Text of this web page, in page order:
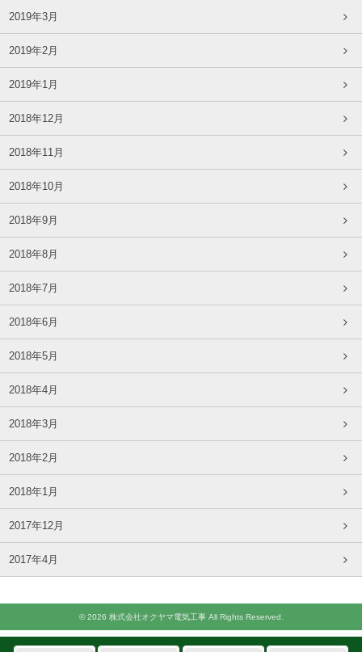
2019年3月
2019年2月
2019年1月
2018年12月
2018年11月
2018年10月
2018年9月
2018年8月
2018年7月
2018年6月
2018年5月
2018年4月
2018年3月
2018年2月
2018年1月
2017年12月
2017年4月
© 2026 株式会社オクヤマ電気工事 All Rights Reserved.